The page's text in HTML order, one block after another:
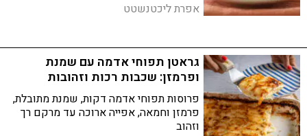
אפרת ליכטנשטט
גראטן תפוחי אדמה עם שמנת
ופרמזן: שכבות רכות וזהובות
פרוסות תפוחי אדמה דקות, שמנת מתובלת,
פרמזן וחמאה, אפייה ארוכה עד מרקם רך
וזהוב